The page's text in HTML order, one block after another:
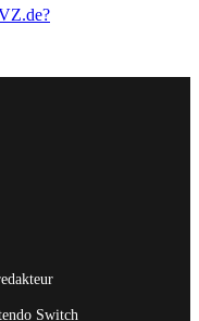
Switch